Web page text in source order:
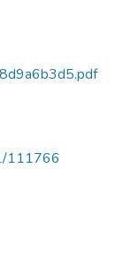
111766